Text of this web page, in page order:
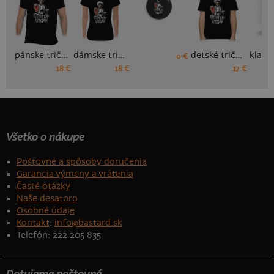
pánske tričko
18 €
dámske tričko
18 €
0 € detské tričko
17 €
Všetko o nákupe
Poštovné a spôsoby doručenia
Garancia výmeny a vrátenia
Časté otázky
Naše desatoro
Osobné údaje
Kontakt: info@bastard.sk
Telefón: 222 205 835